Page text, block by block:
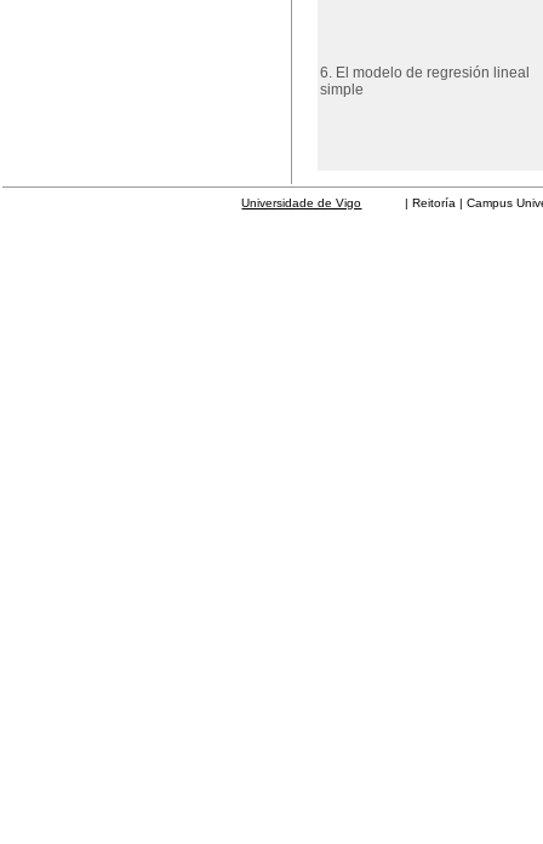
6. El modelo de regresión lineal
simple
Universidade de Vigo | Reitoría | Campus